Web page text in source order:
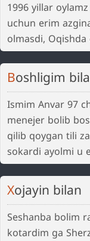
1996 yillar
uchun erim
olmasdi,
Boshligim
Ismim Anvar 97
menejer bolib
qilib qoygan tili
sokardi ayolmi u
Xojayin bilan
Seshanba bolim
kotardim ga